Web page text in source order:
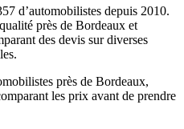
d’automobilistes depuis 2010.
près de Bordeaux et
des devis sur diverses
près de Bordeaux,
les prix avant de prendre